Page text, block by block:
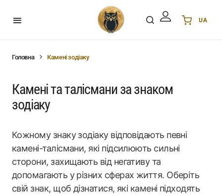
UA
한국어
Головна Камені зодіаку
Камені та талісмани за знаком
зодіаку
Кожному знаку зодіаку відповідають певні
камені-талісмани, які підсилюють сильні
сторони, захищають від негативу та
допомагають у різних сферах життя. Оберіть
свій знак, щоб дізнатися, які камені підходять